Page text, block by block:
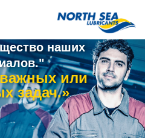
наших
или
задач.»